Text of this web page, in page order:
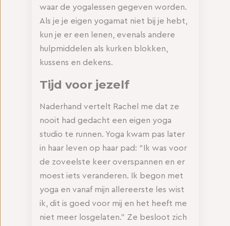
waar de yogalessen gegeven worden.
Als je je eigen yogamat niet bij je hebt,
kun je er een lenen, evenals andere
hulpmiddelen als kurken blokken,
kussens en dekens.
Tijd voor jezelf
Naderhand vertelt Rachel me dat ze
nooit had gedacht een eigen yoga
studio te runnen. Yoga kwam pas later
in haar leven op haar pad: “Ik was voor
de zoveelste keer overspannen en er
moest iets veranderen. Ik begon met
yoga en vanaf mijn allereerste les wist
ik, dit is goed voor mij en het heeft me
niet meer losgelaten.” Ze besloot zich